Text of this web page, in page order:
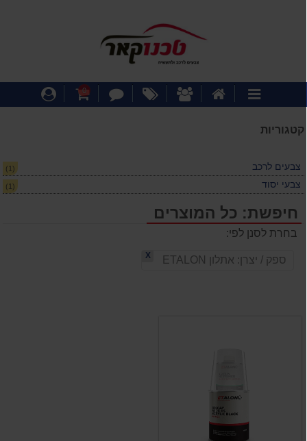
קטגוריות
אודותינומבצעיםצור
עגלת
0
קטגוריות
צבעים לרכב (1)
צבעי יסוד (1)
חיפשת: כל המוצרים
בחרת לסנן לפי:
ספק / יצרן: אתלון ETALON X